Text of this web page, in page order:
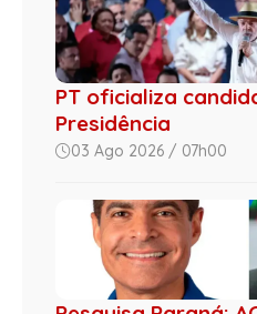
PT oficializa
Presidência
03 Ago 2026 / 07h00